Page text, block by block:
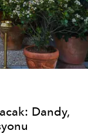
Dandy,